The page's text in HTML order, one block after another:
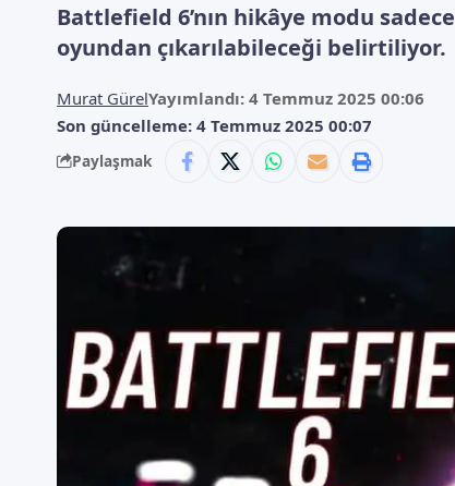
Battlefield 6’nın hikâye modu
oyundan çıkarılabileceği belirtiliyor.
Son güncelleme: 4 Temmuz 2025 00:07
Murat GürelYayımlandı: 4 Temmuz 2025 00:06
Paylaşmak